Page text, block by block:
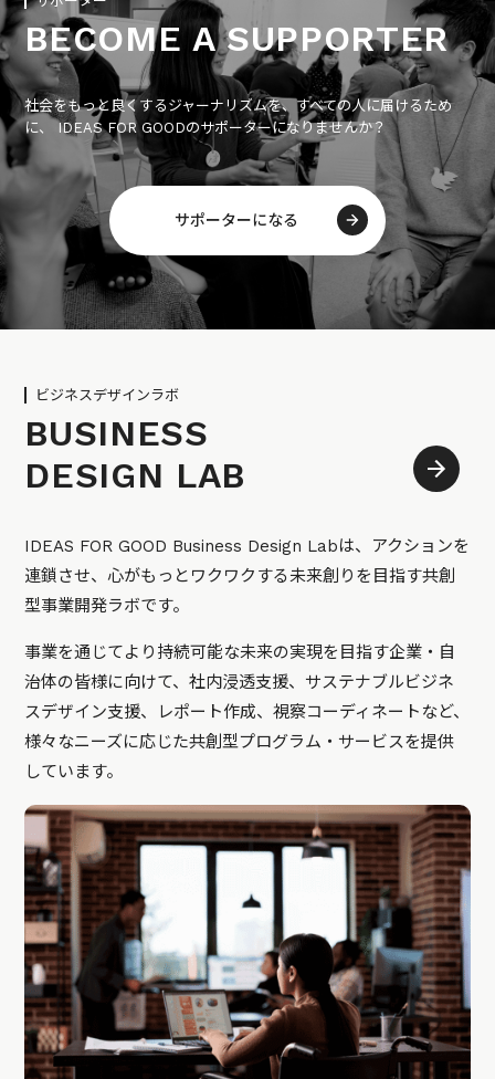
BECOME A SUPPORTER
社会をもっと良くするジャーナリズムを、すべての人に届けるため
に、 IDEAS FOR GOODのサポーターになりませんか？
サポーターになる
ビジネスデザインラボ
BUSINESS
DESIGN LAB
IDEAS FOR GOOD Business Design Labは、アクションを
連鎖させ、心がもっとワクワクする未来創りを目指す共創
型事業開発ラボです。
事業を通じてより持続可能な未来の実現を目指す企業・自
治体の皆様に向けて、社内浸透支援、サステナブルビジネ
スデザイン支援、レポート作成、視察コーディネートなど、
様々なニーズに応じた共創型プログラム・サービスを提供
しています。